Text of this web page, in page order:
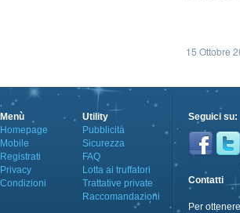
15 Ottobre
Menù
Homepage
Mobile
Registrati
Privacy
Condizioni
Utility
Pubblicità
Sicurezza
FAQ
Lotta ai truffatori
Trattative private
Raccomandazioni
Seguici su:
Contatti
Per